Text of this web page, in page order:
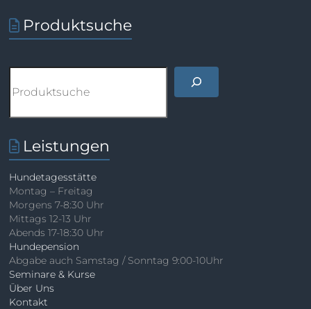
Produktsuche
Leistungen
Hundetagesstätte
Montag – Freitag
Morgens 7-8:30 Uhr
Mittags 12-13 Uhr
Abends 17-18:30 Uhr
Hundepension
Abgabe auch Samstag / Sonntag 9:00-10Uhr
Seminare & Kurse
Über Uns
Kontakt